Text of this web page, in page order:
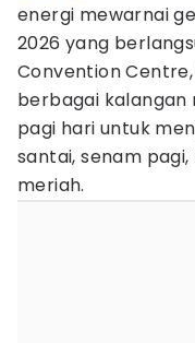
energi mewarnai
2026 yang
Convention
berbagai kalangan
pagi hari untuk
santai, senam
meriah.